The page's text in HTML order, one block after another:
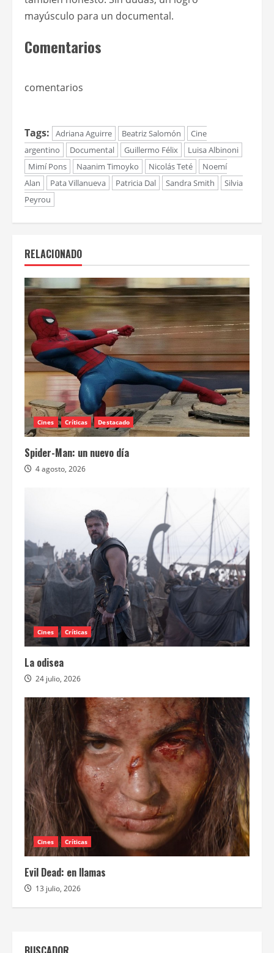
mayúsculo para un documental.
Comentarios
comentarios
Tags: Adriana Aguirre Beatriz Salomón
Cine
argentino
Documental Guillermo Félix
Luisa Albinoni
Mimí Pons
Naanim Timoyko Nicolás Teté
Noemí
Alan
Pata Villanueva Patricia Dal Sandra Smith
Silvia
Peyrou
RELACIONADO
Cines Críticas Destacado
Spider-Man: un nuevo día
4 agosto, 2026
Cines Críticas
La odisea
24 julio, 2026
Cines Críticas
Evil Dead: en llamas
13 julio, 2026